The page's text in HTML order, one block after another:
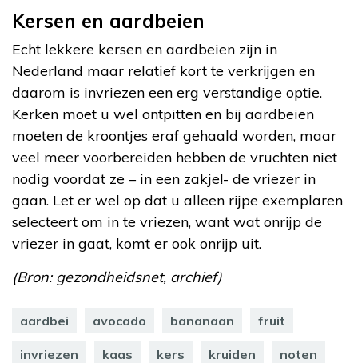
Kersen en aardbeien
Echt lekkere kersen en aardbeien zijn in
Nederland maar relatief kort te verkrijgen en
daarom is invriezen een erg verstandige optie.
Kerken moet u wel ontpitten en bij aardbeien
moeten de kroontjes eraf gehaald worden, maar
veel meer voorbereiden hebben de vruchten niet
nodig voordat ze – in een zakje!- de vriezer in
gaan. Let er wel op dat u alleen rijpe exemplaren
selecteert om in te vriezen, want wat onrijp de
vriezer in gaat, komt er ook onrijp uit.
(Bron: gezondheidsnet, archief)
aardbei avocado bananaan fruit
invriezen kaas kers kruiden noten